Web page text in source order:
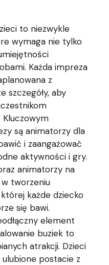
to niezwykle
wymaga nie tylko
Każda impreza
z
szczegóły, aby
Kluczowym
są animatorzy dla
i zaangażować
aktywności i gry.
animatorzy na
tworzeniu
każde dziecko
się bawi.
element
buziek to
atrakcji. Dzieci
postacie z